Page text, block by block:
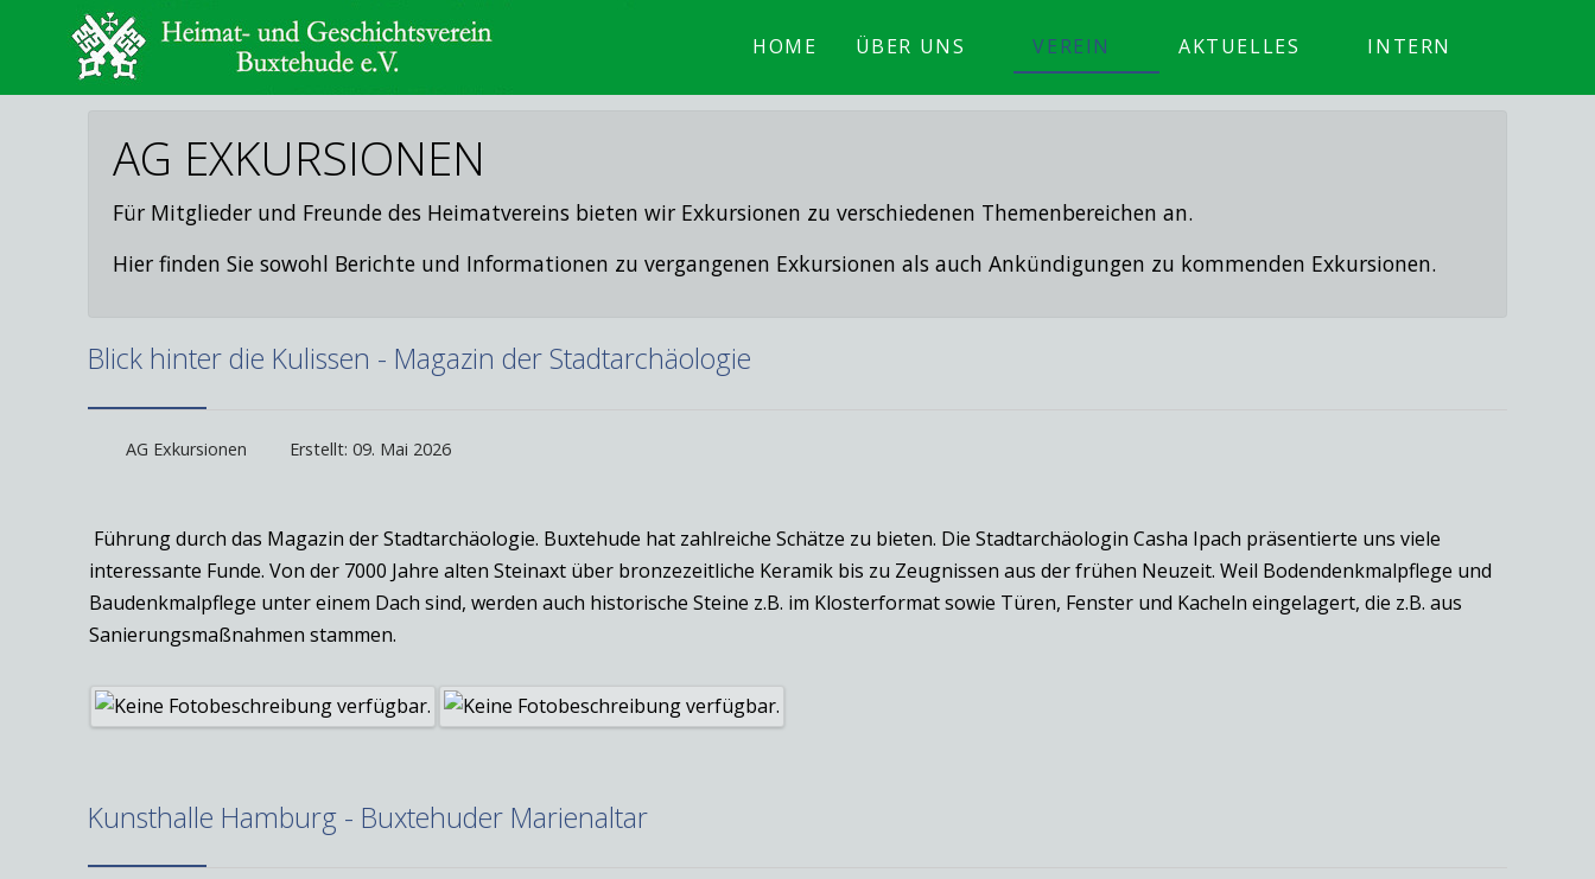
HOME ÜBER UNS VEREIN AKTUELLES INTERN
AG EXKURSIONEN
Für Mitglieder und Freunde des Heimatvereins bieten wir Exkursionen zu verschiedenen Themenbereichen an.
Hier finden Sie sowohl Berichte und Informationen zu vergangenen Exkursionen als auch Ankündigungen zu kommenden Exkursionen.
Blick hinter die Kulissen - Magazin der Stadtarchäologie
AG Exkursionen Erstellt: 09. Mai 2026
Führung durch das Magazin der Stadtarchäologie. Buxtehude hat zahlreiche Schätze zu bieten. Die Stadtarchäologin Casha Ipach präsentierte uns viele
interessante Funde. Von der 7000 Jahre alten Steinaxt über bronzezeitliche Keramik bis zu Zeugnissen aus der frühen Neuzeit. Weil Bodendenkmalpflege und
Baudenkmalpflege unter einem Dach sind, werden auch historische Steine z.B. im Klosterformat sowie Türen, Fenster und Kacheln eingelagert, die z.B. aus
Sanierungsmaßnahmen stammen.
Kunsthalle Hamburg - Buxtehuder Marienaltar